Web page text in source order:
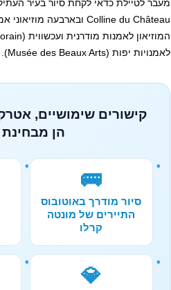
לאמנויות יפות (Musée des Beaux Arts).
קישורים שימושיים,
הן מבחינת
🚌
סיור מודרך באוטובוס
התיירים של מונטה
קרלו
💎